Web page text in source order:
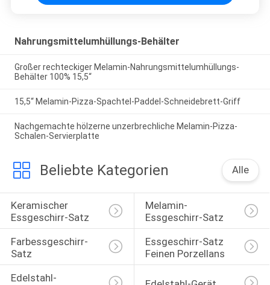
Nahrungsmittelumhüllungs-Behälter
Großer rechteckiger Melamin-Nahrungsmittelumhüllungs-
Behälter 100% 15,5“
15,5“ Melamin-Pizza-Spachtel-Paddel-Schneidebrett-Griff
Nachgemachte hölzerne unzerbrechliche Melamin-Pizza-
Schalen-Servierplatte
Beliebte Kategorien Alle
Keramischer
Essgeschirr-Satz
Melamin-
Essgeschirr-Satz
Farbessgeschirr-
Satz
Essgeschirr-Satz
Feinen Porzellans
Edelstahl-